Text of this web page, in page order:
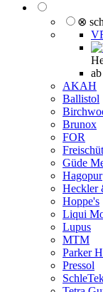
⊗
AKAH
Ballistol
Brunox
FOR
Güde
Hagopur
Heckler
Hoppe's
Liqui
Lupus
MTM
Parker
Pressol